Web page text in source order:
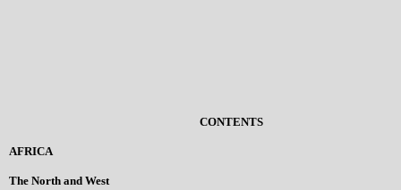
CONTENTS
AFRICA
The North and West